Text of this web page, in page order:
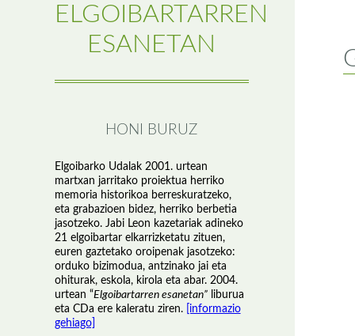
ELGOIBARTARREN
ESANETAN
HONI BURUZ
Elgoibarko Udalak 2001. urtean
martxan jarritako proiektua herriko
memoria historikoa berreskuratzeko,
eta grabazioen bidez, herriko berbetia
jasotzeko. Jabi Leon kazetariak adineko
21 elgoibartar elkarrizketatu zituen,
euren gaztetako oroipenak jasotzeko:
orduko bizimodua, antzinako jai eta
ohiturak, eskola, kirola eta abar. 2004.
urtean “Elgoibartarren esanetan”liburua
eta CDa ere kaleratu ziren. [informazio
gehiago]